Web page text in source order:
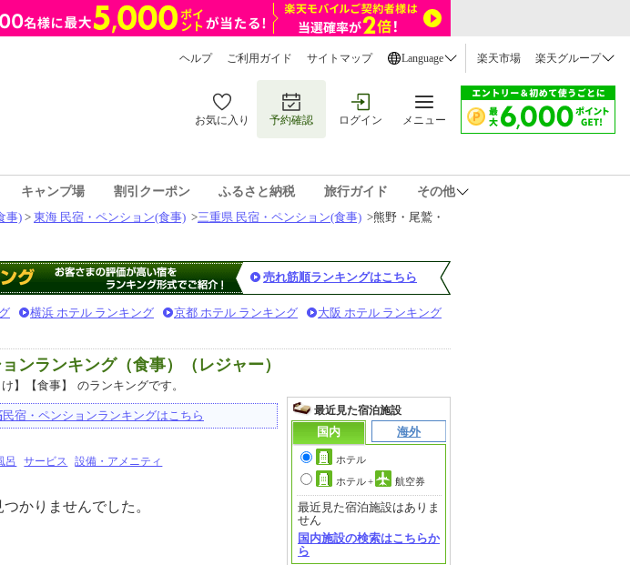
ヘルプ ご利用ガイド サイトマップ Language 楽天市場 楽天グループ
お気に入り 予約確認 ログイン メニュー
キャンプ場 割引クーポン ふるさと納税 旅行ガイド
その他
事)> 東海 民宿・ペンション(食事) >三重県 民宿・ペンション(食事) >熊野・尾鷲・
売れ筋順ランキングはこちら
横浜 ホテル ランキング 京都 ホテル ランキング 大阪 ホテル ランキング
ンランキング（食事）（レジャー）
】【食事】 のランキングです。
民宿・ペンションランキングはこちら
呂 サービス 設備・アメニティ
かりませんでした。
最近見た宿泊施設
国内
海外
ホテル
ホテル+ 航空券
最近見た宿泊施設はありま
せん
国内施設の検索はこちらか
ら